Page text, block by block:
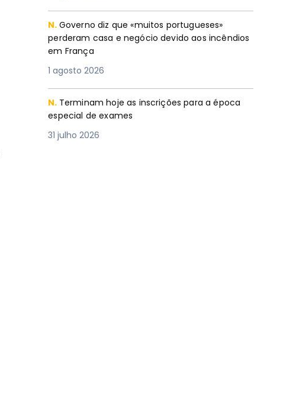
N. Governo diz que «muitos portugueses»
perderam casa e negócio devido aos incêndios
em França
1 agosto 2026
N. Terminam hoje as inscrições para a época
especial de exames
31 julho 2026